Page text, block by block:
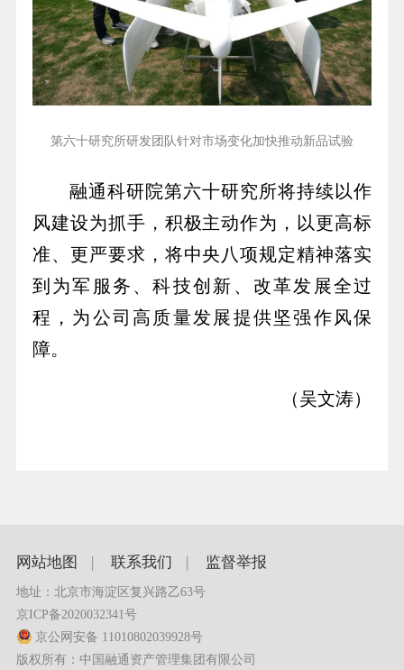
第六十研究所研发团队针对市场变化加快推动新品试验
融通科研院第六十研究所将持续以作
风建设为抓手，积极主动作为，以更高标
准、更严要求，将中央八项规定精神落实
到为军服务、科技创新、改革发展全过
程，为公司高质量发展提供坚强作风保
障。
（吴文涛）
网站地图 | 联系我们 | 监督举报
地址：北京市海淀区复兴路乙63号
京ICP备2020032341号
京公网安备 11010802039928号
版权所有：中国融通资产管理集团有限公司